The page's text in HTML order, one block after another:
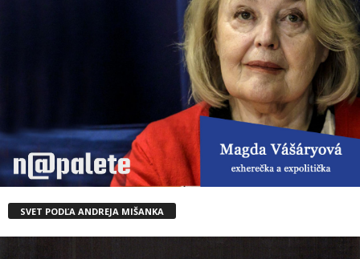
SVET PODĽA ANDREJA MIŠANKA